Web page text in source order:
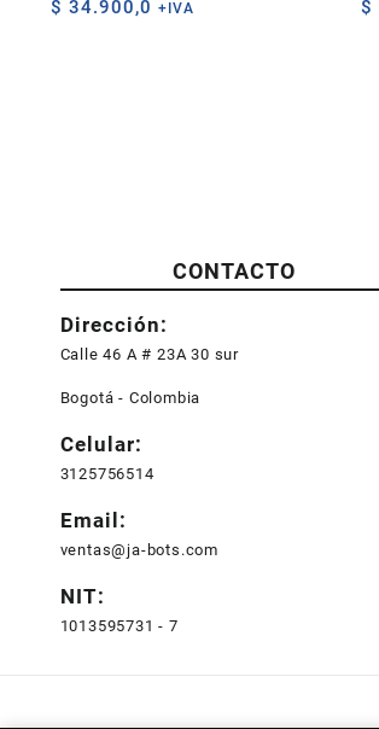
$ 34.900,0 +IVA $
CONTACTO
Dirección:
Calle 46 A # 23A 30 sur
Bogotá - Colombia
Celular:
3125756514
Email:
ventas@ja-bots.com
NIT:
1013595731 - 7